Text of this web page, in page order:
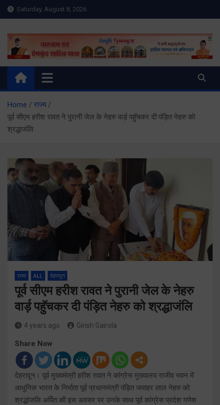
Skip
to
Saturday, August 8, 2026
Meru Raibar | Uttarakhand
News | Uttarkashi News
meruraibar.com
Home
राज्य
पूर्व सीएम हरीश रावत ने पुरानी जेल के नेहरु वार्ड़ पहुॅचकर दी पंड़ित नेहरु को
श्रद्धाजंलि
राज्य ALL देहरादून
पूर्व सीएम हरीश रावत ने पुरानी जेल के नेहरु
वार्ड़ पहुॅचकर दी पंड़ित नेहरु को श्रद्धाजंलि
4 years ago Girish Gairola
Share Now
देहरादून। पूर्व मुख्यमंत्री हरीश रावत ने कांग्रेस मुख्यालय राजीव भवन में
आधुनिक भारत के निर्माता पूर्व प्रधानमंत्री पंड़ित जवाहर लाल नेहरु को
श्रद्धांजलि अर्पित की इस अवसर पर उनके साथ पूर्व कांग्रेस प्रदेश गणेश